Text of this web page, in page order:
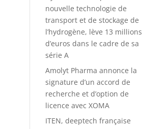
nouvelle technologie de
transport et de stockage de
l’hydrogène, lève 13 millions
d’euros dans le cadre de sa
série A
Amolyt Pharma annonce la
signature d’un accord de
recherche et d’option de
licence avec XOMA
ITEN, deeptech française